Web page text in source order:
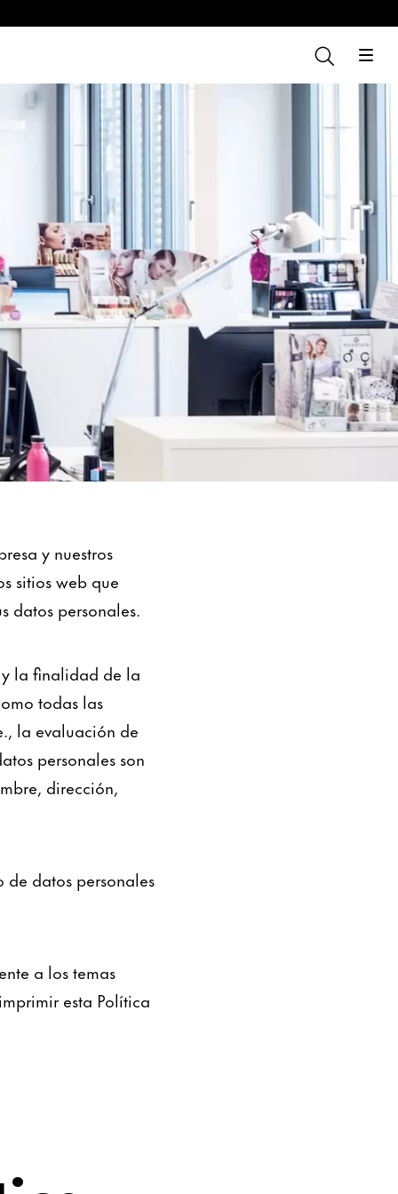
y nuestros
sitios web que
datos personales.
la finalidad de la
todas las
la evaluación de
personales son
dirección,
datos personales
a los temas
esta Política